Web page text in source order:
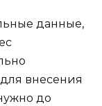
данные,
внесения
до